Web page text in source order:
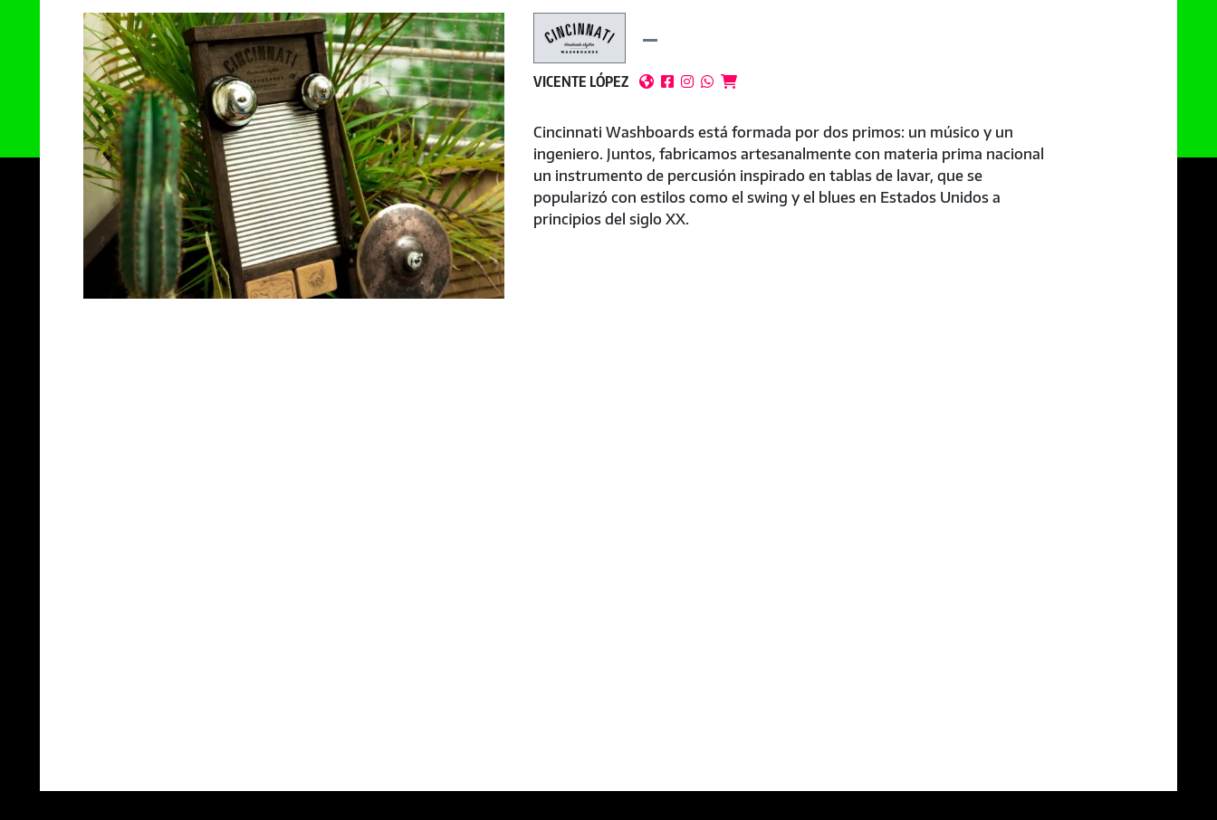
VICENTE LÓPEZ     
Cincinnati Washboards está formada por dos primos: un músico y un
ingeniero. Juntos, fabricamos artesanalmente con materia prima nacional
un instrumento de percusión inspirado en tablas de lavar, que se
popularizó con estilos como el swing y el blues en Estados Unidos a
principios del siglo XX.